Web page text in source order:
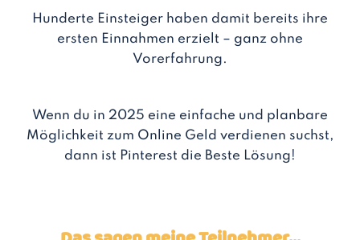
Hunderte Einsteiger haben damit bereits ihre
ersten Einnahmen erzielt – ganz ohne
Vorerfahrung.
Wenn du in 2025 eine einfache und planbare
Möglichkeit zum Online Geld verdienen suchst,
dann ist Pinterest die Beste Lösung!